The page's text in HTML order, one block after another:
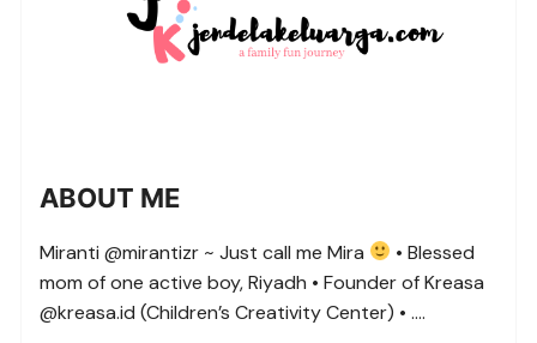
ABOUT ME
Miranti @mirantizr ~ Just call me Mira
• Blessed
mom of one active boy, Riyadh • Founder of Kreasa
@kreasa.id (Children’s Creativity Center) • ….